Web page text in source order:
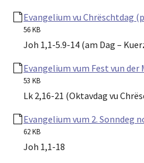
Evangelium vu Chrëschtdag
56 KB
Joh 1,1-5.9-14 (am Dag –
Evangelium vum Fest vun
53 KB
Lk 2,16-21 (Oktavdag vu
Evangelium vum 2. Sonndeg
62 KB
Joh 1,1-18